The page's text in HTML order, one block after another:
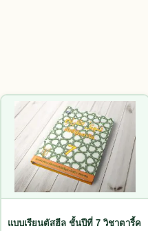
แบบเรียนตัสฮีล ชั้นปีที่ 7 วิชาตารี้ค
This product has multiple